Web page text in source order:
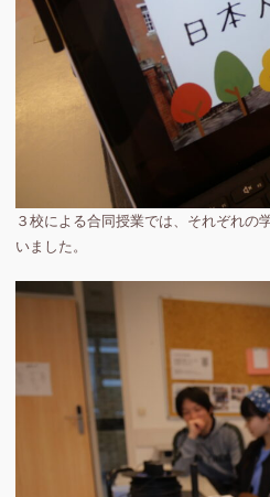
３校による合同授業では、それぞれの
いました。